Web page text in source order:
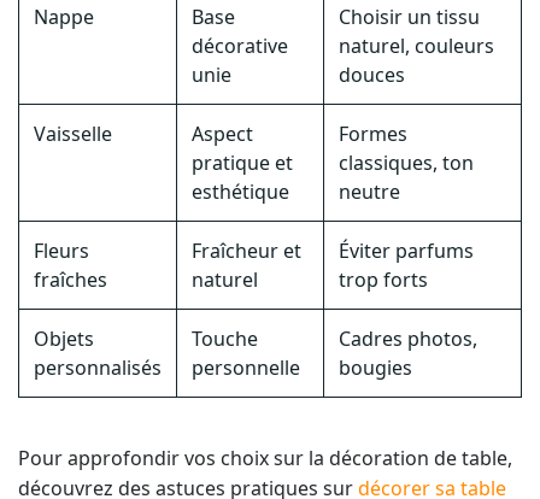
Nappe
Base
décorative
unie
Choisir un tissu
naturel, couleurs
douces
Vaisselle
Aspect
pratique et
esthétique
Formes
classiques, ton
neutre
Fleurs
fraîches
Fraîcheur et
naturel
Éviter parfums
trop forts
Objets
personnalisés
Touche
personnelle
Cadres photos,
bougies
Pour approfondir vos choix sur la décoration de table,
découvrez des astuces pratiques surdécorer sa table